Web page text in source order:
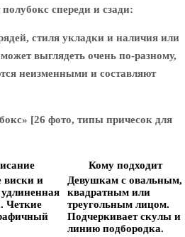
спереди и сзади:
стиля укладки и наличия или
выглядеть очень по-разному,
неизменными и составляют
Кому подходит
виски и
Четкие
Девушкам с овальным,
квадратным или
треугольным лицом.
Подчеркивает скулы и
линию подбородка.